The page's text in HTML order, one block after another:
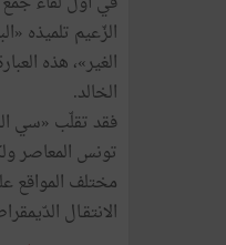
الزّعيم تلميذه
الغير»، هذه
الخالد.
فقد تقلّب «سي
تونس المعاصر
مختلف المواقع
الانتقـال